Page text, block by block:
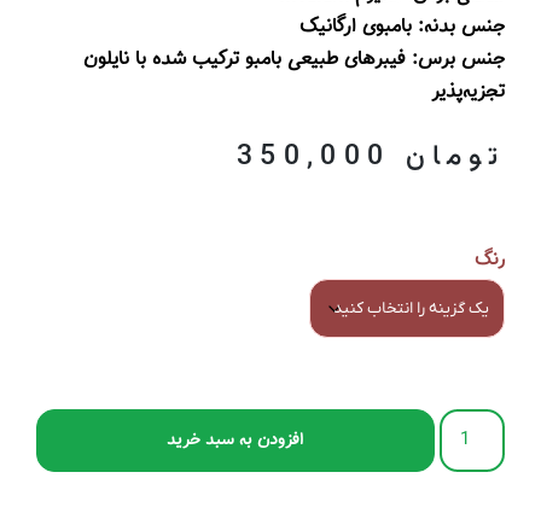
جنس بدنه: بامبوی ارگانیک
جنس برس: فیبرهای طبیعی بامبو ترکیب شده با نایلون
تجزیه‌پذیر
تومان
رنگ
افزودن به سبد خرید